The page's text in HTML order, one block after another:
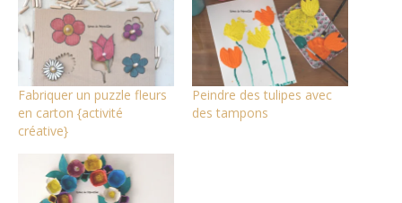
Fabriquer un puzzle fleurs
en carton {activité
créative}
Peindre des tulipes avec
des tampons